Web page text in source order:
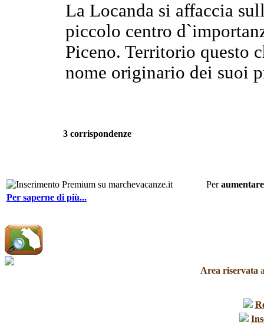
La Locanda si affaccia
piccolo centro
Piceno. Territorio questo
nome originario dei suoi
3 corrispondenze
Per
Per saperne di più...
Area riservata